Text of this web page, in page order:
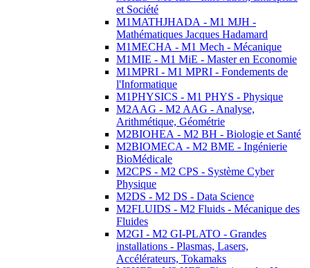
et Société
M1MATHJHADA - M1 MJH -
Mathématiques Jacques Hadamard
M1MECHA - M1 Mech - Mécanique
M1MIE - M1 MiE - Master en Economie
M1MPRI - M1 MPRI - Fondements de
l'Informatique
M1PHYSICS - M1 PHYS - Physique
M2AAG - M2 AAG - Analyse,
Arithmétique, Géométrie
M2BIOHEA - M2 BH - Biologie et Santé
M2BIOMECA - M2 BME - Ingénierie
BioMédicale
M2CPS - M2 CPS - Système Cyber
Physique
M2DS - M2 DS - Data Science
M2FLUIDS - M2 Fluids - Mécanique des
Fluides
M2GI - M2 GI-PLATO - Grandes
installations - Plasmas, Lasers,
Accélérateurs, Tokamaks